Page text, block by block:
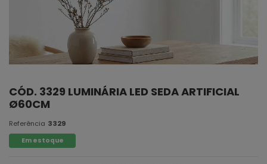
CÓD. 3329 LUMINÁRIA LED SEDA ARTIFICIAL
Ø60CM
Referência 3329
Em estoque